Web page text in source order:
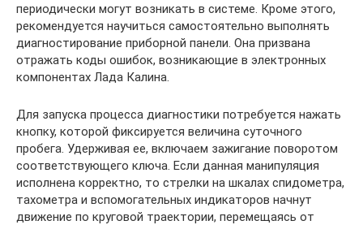
периодически могут возникать в системе. Кроме этого,
рекомендуется научиться самостоятельно выполнять
диагностирование приборной панели. Она призвана
отражать коды ошибок, возникающие в электронных
компонентах Лада Калина.
Для запуска процесса диагностики потребуется нажать
кнопку, которой фиксируется величина суточного
пробега. Удерживая ее, включаем зажигание поворотом
соответствующего ключа. Если данная манипуляция
исполнена корректно, то стрелки на шкалах спидометра,
тахометра и вспомогательных индикаторов начнут
движение по круговой траектории, перемещаясь от